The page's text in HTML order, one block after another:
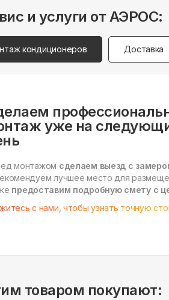
и услуги от АЭРОС:
кондиционеров Доставка
уже на
монтажом сделаем выезд с
лучшее место для
предоставим подробную смету с
с нами, чтобы узнать точную
товаром покупают: